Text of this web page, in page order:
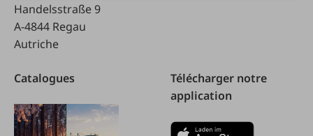
Handelsstraße 9
A-4844 Regau
Autriche
Catalogues
Télécharger notre
application